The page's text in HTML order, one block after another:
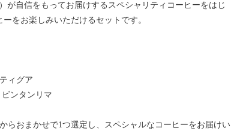
が自信をもってお届けするスペシャリティコーヒーをはじ
をお楽しみいただけるセットです。
ィグア
ビンタンリマ
らおまかせで1つ選定し、スペシャルなコーヒーをお届けい